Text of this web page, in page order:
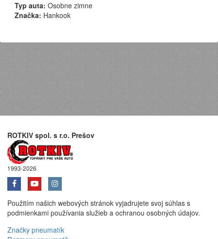
Typ auta: Osobne zimne
Značka: Hankook
ROTKIV spol. s r.o. Prešov
1993-2026
Použitím našich webových stránok vyjadrujete svoj súhlas s
podmienkami používania služieb a ochranou osobných údajov.
Značky pneumatík